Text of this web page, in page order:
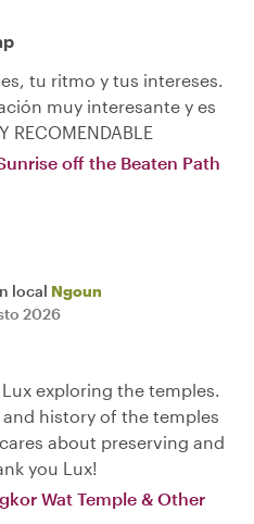
tu ritmo y tus intereses.
muy interesante y es
off the Beaten Path
local Ngoun
2026
exploring the temples.
history of the temples
about preserving and
you Lux!
Wat Temple & Other